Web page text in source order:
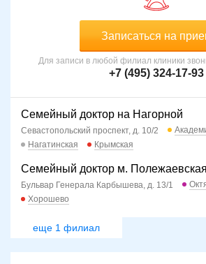
Записаться на
Для записи в любой филиал клиники
+7 (495) 324-17-93
Семейный доктор на Нагорной
Севастопольский проспект, д. 10/2
Нагатинская
Крымская
Семейный доктор м. Полежаевская
Бульвар Генерала Карбышева, д. 13/1
Хорошево
еще 1 филиал